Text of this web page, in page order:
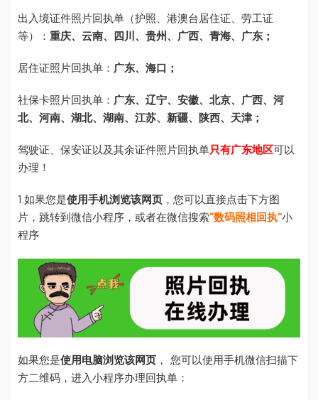
出入境证件照片回执单（护照、港澳台居住证、劳工证
等）： 重庆、云南、四川、贵州、广西、青海、广东；
居住证照片回执单： 广东、海口；
社保卡照片回执单： 广东、辽宁、安徽、北京、广西、河
北、河南、湖北、湖南、江苏、新疆、陕西、天津；
驾驶证、保安证以及其余证件照片回执单只有广东地区可以
办理！
1.如果您是使用手机浏览该网页 ，您可以直接点击下方图
片，跳转到微信小程序，或者在微信搜索”数码照相回执“小
程序
如果您是使用电脑浏览该网页 ， 您可以使用手机微信扫描下
方二维码，进入小程序办理回执单：